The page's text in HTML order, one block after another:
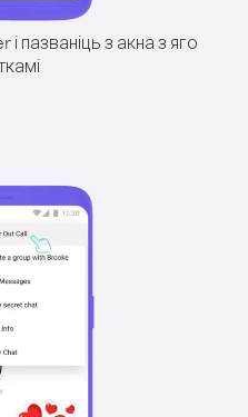
пазваніць з акна з яго